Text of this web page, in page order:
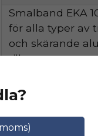
Smalband EKA
för alla typer av
och skärande
tillsammans
hög
Relaterade